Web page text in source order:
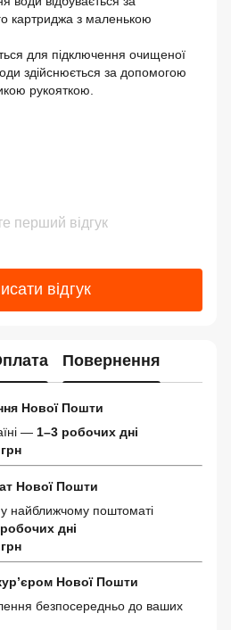
картриджа з маленькою
для підключення очищеної
здійснюється за допомогою
рукояткою.
перший відгук
відгук
Повернення
Нової Пошти
— 1–3 робочих дні
Нової Пошти
найближчому поштоматі
дні
Нової Пошти
безпосередньо до ваших